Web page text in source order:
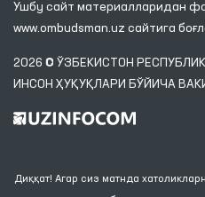
Ушбу сайт материалларидан
www.ombudsman.uz сайтига
2026 © ЎЗБЕКИСТОН
ИНСОН ҲУҚУҚЛАРИ БЎЙИЧА
Диққат! Агар сиз матнда